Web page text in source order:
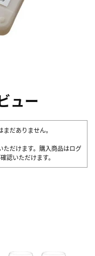
ュー
だありません。
ただけます。購入商品はログ
認いただけます。